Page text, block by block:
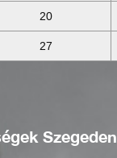
20
27
Szegeden